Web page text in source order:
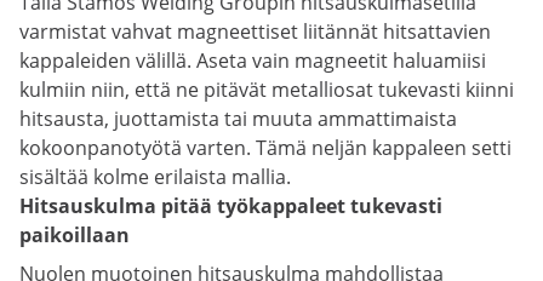
varmistat vahvat magneettiset liitännät hitsattavien
kappaleiden välillä. Aseta vain magneetit haluamiisi
kulmiin niin, että ne pitävät metalliosat tukevasti kiinni
hitsausta, juottamista tai muuta ammattimaista
kokoonpanotyötä varten. Tämä neljän kappaleen setti
sisältää kolme erilaista mallia.
Hitsauskulma pitää työkappaleet tukevasti
paikoillaan
Nuolen muotoinen hitsauskulma mahdollistaa